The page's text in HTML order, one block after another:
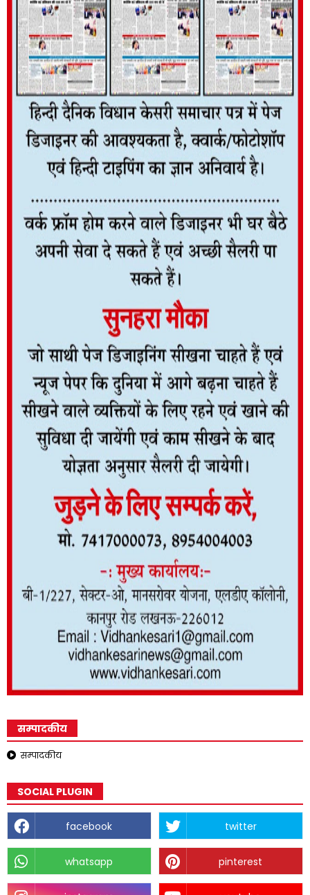
सम्पादकीय
सम्पादकीय
SOCIAL PLUGIN
facebook twitter
whatsapp pinterest